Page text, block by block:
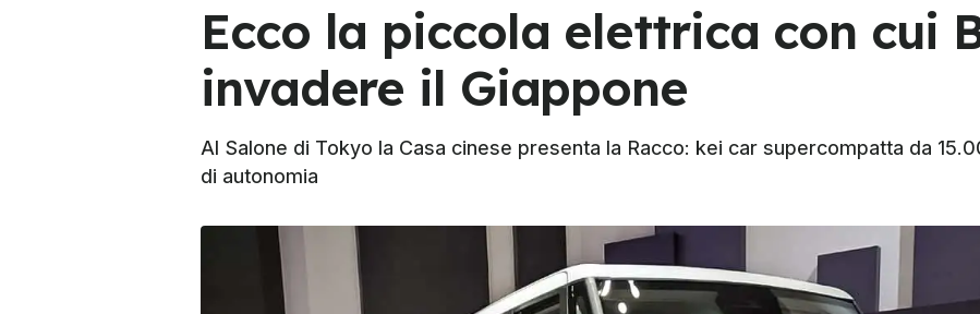
Ecco la piccola elettrica con cui
invadere il Giappone
Al Salone di Tokyo la Casa cinese presenta la Racco: kei car supercompatta da
di autonomia